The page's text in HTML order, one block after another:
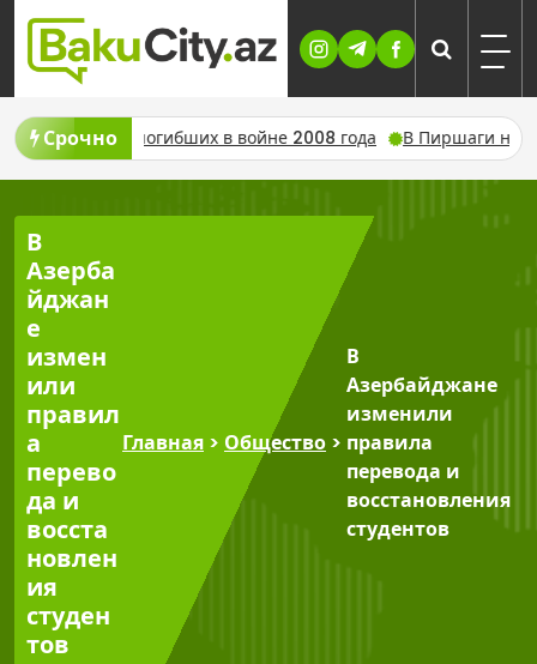
Skip
content
Срочно
погибших в войне 2008 года В Пиршаги нашли тело 16-
В
Азерба
йджан
е
измен
или
правил
а
перево
да и
восста
новлен
ия
студен
тов
Главная > Общество >
В
Азербайджане
изменили
правила
перевода и
восстановления
студентов